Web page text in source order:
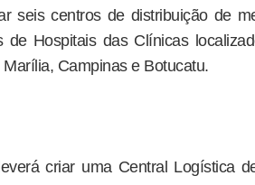
seis centros de distribuição de
de Hospitais das Clínicas
Campinas e Botucatu.
criar uma Central Logística